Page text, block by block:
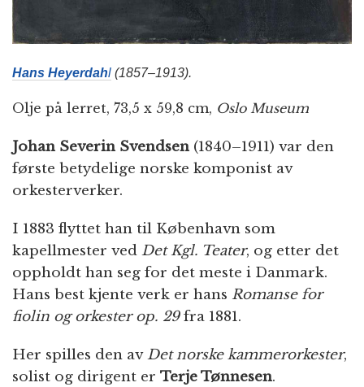
Hans Heyerdahl (1857–1913).
Olje på lerret, 73,5 x 59,8 cm, Oslo Museum
Johan Severin Svendsen (1840–1911) var den
første betydelige norske komponist av
orkesterverker.
I 1883 flyttet han til København som
kapellmester ved Det Kgl. Teater, og etter det
oppholdt han seg for det meste i Danmark.
Hans best kjente verk er hans Romanse for
fiolin og orkester op. 29fra 1881.
Her spilles den avDet norske kammerorkester,
solist og dirigent er Terje Tønnesen.